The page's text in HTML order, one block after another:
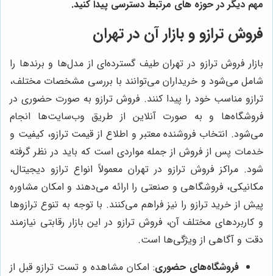
مهم دیگر در حوزه های مرتبط دسترسی پیدا کنید.
فروش ترازو و بازار آن در تهران
بازار فروش ترازو در تهران طیف گسترده‌ای از مدل‌ها و برندها را
شامل می‌شود و خریداران می‌توانند با بررسی مشخصات مختلف،
ترازو مناسب خود را پیدا کنند. فروش ترازو به صورت حضوری در
فروشگاه‌ها و به صورت آنلاین از طریق وب‌سایت‌ها انجام
می‌شود. انتخاب فروشنده معتبر و اطلاع از قیمت ترازو، کیفیت و
خدمات پس از فروش از جمله مواردی است که باید در نظر گرفته
شود. مراکز فروش ترازو در تهران معمولاً انواع ترازو دیجیتال،
مکانیکی، فروشگاهی و صنعتی را ارائه می‌دهند و امکان مشاوره
پیش از خرید ترازو را نیز فراهم می‌کنند. با توجه به تنوع ترازوها
و کاربردهای مختلف آن، فروش ترازو در این بازار رقابتی نیازمند
دقت و آگاهی از ویژگی‌ها است.
فروشگاه‌های حضوری: امکان مشاهده و تست ترازو قبل از